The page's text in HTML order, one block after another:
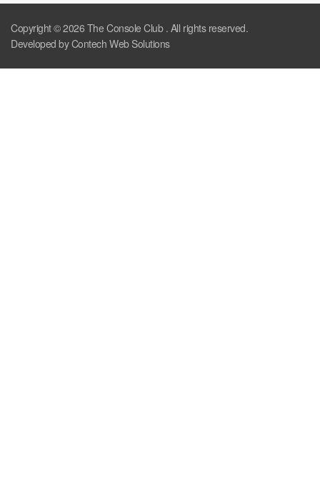
Copyright © 2026 The Console Club. All rights reserved.
Developed by Contech Web Solutions